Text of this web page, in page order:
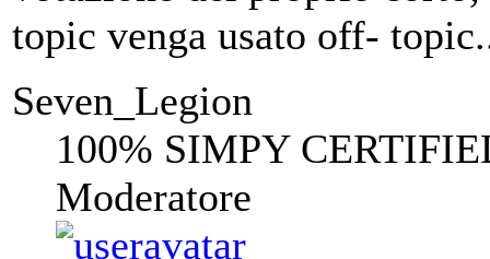
topic venga usato off-
Seven_Legion
100% SIMPY
Moderatore